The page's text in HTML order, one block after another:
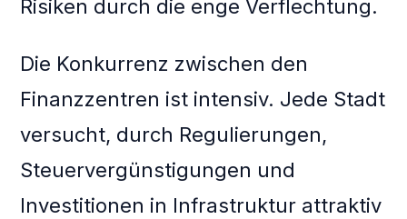
Risiken durch die enge Verflechtung.
Die Konkurrenz zwischen den
Finanzzentren ist intensiv. Jede Stadt
versucht, durch Regulierungen,
Steuervergünstigungen und
Investitionen in Infrastruktur attraktiv